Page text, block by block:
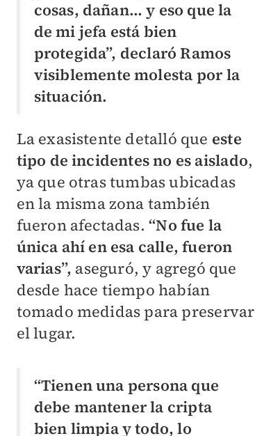
cosas, dañan… y eso que la
de mi jefa está bien
protegida”, declaró Ramos
visiblemente molesta por la
situación.
La exasistente detalló que este
tipo de incidentes no es aislado,
ya que otras tumbas ubicadas
en la misma zona también
fueron afectadas.“No fue la
única ahí en esa calle, fueron
varias”, aseguró, y agregó que
desde hace tiempo habían
tomado medidas para preservar
el lugar.
“Tienen una persona que
debe mantener la cripta
bien limpia y todo, lo